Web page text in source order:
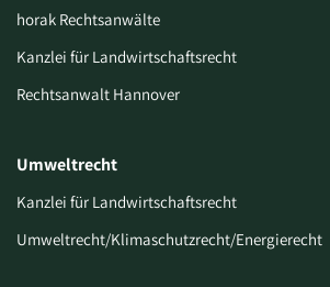
horak Rechtsanwälte
Kanzlei für Landwirtschaftsrecht
Rechtsanwalt Hannover
Umweltrecht
Kanzlei für Landwirtschaftsrecht
Umweltrecht/Klimaschutzrecht/Energierecht